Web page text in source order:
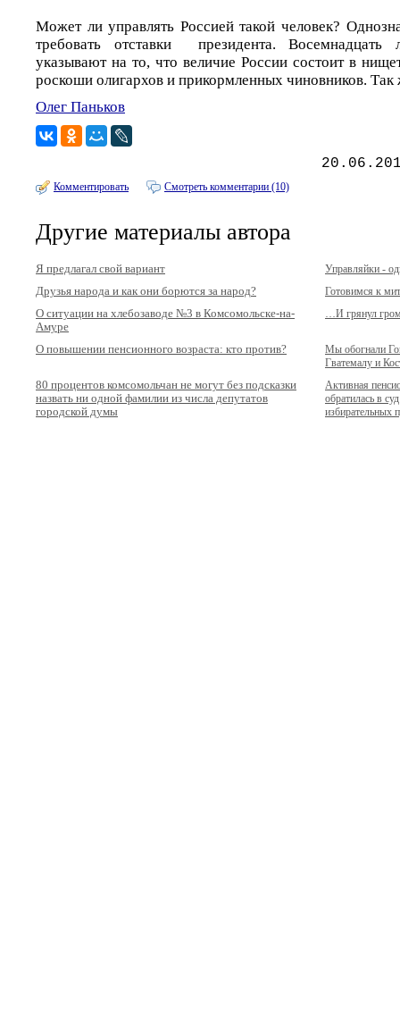
Может ли управлять Россией такой человек?
требовать отставки президента. Восемнадцать
указывают на то, что величие России состоит в
роскоши олигархов и прикормленных чиновников. Так
Олег Паньков
Комментировать Смотреть комментарии (10)
Другие материалы автора
Я предлагал свой вариант
Управляйки -
Друзья народа и как они борются за народ?
Готовимся к
О ситуации на хлебозаводе №3 в Комсомольске-на-
Амуре
…И грянул
О повышении пенсионного возраста: кто против?
Мы обогнали
Гватемалу и
80 процентов комсомольчан не могут без подсказки
назвать ни одной фамилии из числа депутатов
городской думы
Активная
обратилась в
избирательных